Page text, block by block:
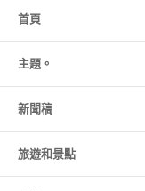
首頁
主題。
新聞稿
旅遊和景點